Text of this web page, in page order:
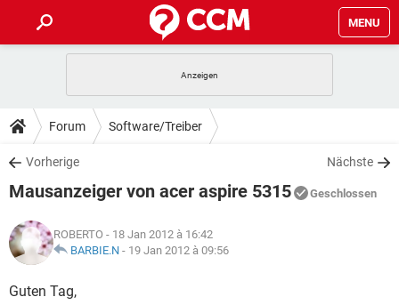
MENU
ANDROID IOS
WINDOWS 10
WHATSAPP TIKTOK
FACEBOOK
TIPPS & TRICKS
SPIELE
WHATSAPP
FACEBOOK
DOWNLOADS
SPIELE STREAMING
ANDROID
WINDOWS 10 INSTAGRAM
WHATSAPP
SPIELE
ANDROID
WINDOWS 10
LEXIKON
SPIELE
Forum Software/Treiber
Vorherige Nächste
Mausanzeiger von acer aspire 5315 Geschlossen
ROBERTO - 18 Jan 2012 à 16:42
BARBIE.N - 19 Jan 2012 à 09:56
Guten Tag,